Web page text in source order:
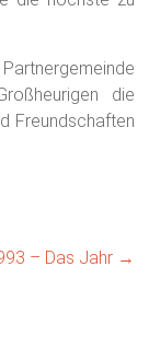
die
Freundschaften
– Das Jahr →